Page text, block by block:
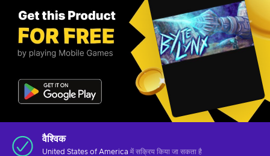
वैश्विक
United States of America में सक्रिय किया जा सकता है